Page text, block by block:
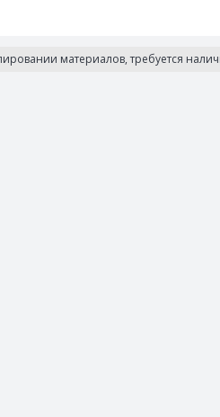
материалов, требуется